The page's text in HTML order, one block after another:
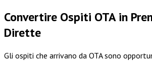
Convertire Ospiti OTA in
Dirette
Gli ospiti che arrivano da OTA sono